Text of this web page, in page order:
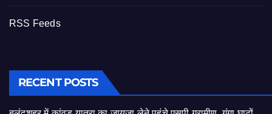
RSS Feeds
RECENT POSTS